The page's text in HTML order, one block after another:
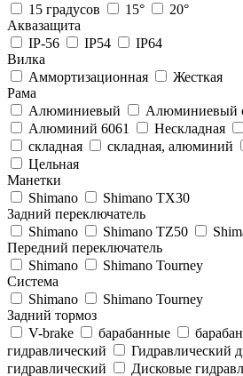
15 градусов
15°
20°
Аквазащита
IP-56
IP54
IP64
Вилка
Аммортизационная
Жесткая
Рама
Алюминиевый
Алюминиевый
Алюминий 6061
Нескладная
складная
складная, алюминий
Цельная
Манетки
Shimano
Shimano TX30
Задний переключатель
Shimano
Shimano TZ50
Передний переключатель
Shimano
Shimano Tourney
Система
Shimano
Shimano Tourney
Задний тормоз
V-brake
барабанные
гидравлический
Гидравлический
гидравлический
Дисковые